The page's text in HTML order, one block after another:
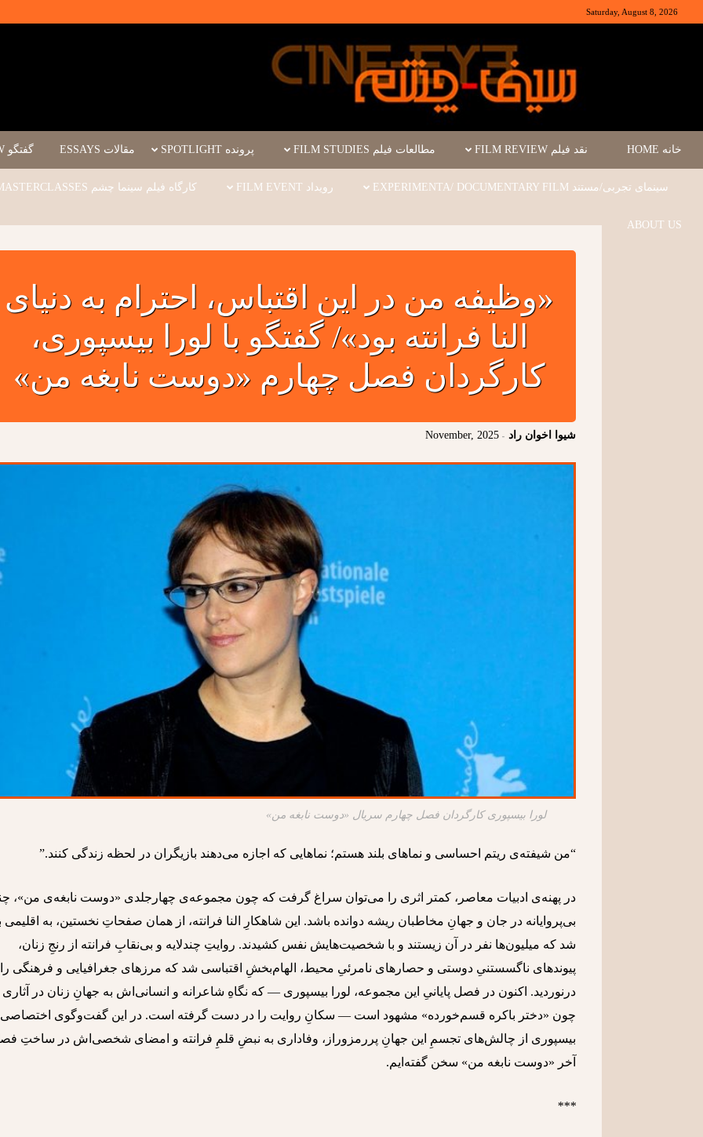
Saturday, August 8, 2026
خانه HOME نقد فیلم FILM REVIEW مطالعات فیلم FILM STUDIES پرونده SPOTLIGHT مقالات ESSAYS گفتگو INTERVIEW
سینمای تجربی/مستند EXPERIMENTA/ DOCUMENTARY FILM رویداد FILM EVENT کارگاه فیلم سینما چشم WORKSHOPS/MASTERCLASSES
ABOUT US
«وظیفه من در این اقتباس، احترام به دنیای
النا فرانته بود»/ گفتگو با لورا بیسپوری،
کارگردان فصل چهارم «دوست نابغه من»
شیوا اخوان راد -
November, 2025
لورا بیسپوری کارگردان فصل چهارم سریال «دوست نابغه من»
“من شیفته‌ی ریتم احساسی و نماهای بلند هستم؛ نماهایی که اجازه می‌دهند بازیگران در لحظه زندگی کنند.”
در پهنه‌ی ادبیات معاصر، کمتر اثری را می‌توان سراغ گرفت که چون مجموعه‌ی چهارجلدی «دوست نابغه‌ی من»،
بی‌پروایانه در جان و جهانِ مخاطبان ریشه دوانده باشد. این شاهکارِ النا فرانته، از همان صفحاتِ نخستین، به اقلیمی
شد که میلیون‌ها نفر در آن زیستند و با شخصیت‌هایش نفس کشیدند. روایتِ چندلایه و بی‌نقابِ فرانته از رنجِ زنان،
پیوندهای ناگسستنیِ دوستی و حصارهای نامرئیِ محیط، الهام‌بخشِ اقتباسی شد که مرزهای جغرافیایی و فرهنگی را
درنوردید. اکنون در فصل پایانیِ این مجموعه، لورا بیسپوری — که نگاهِ شاعرانه و انسانی‌اش به جهانِ زنان در آثاری
چون «دختر باکره قسم‌خورده» مشهود است — سکانِ روایت را در دست گرفته است. در این گفت‌وگوی اختصاصی،
بیسپوری از چالش‌های تجسمِ این جهانِ پررمزوراز، وفاداری به نبضِ قلمِ فرانته و امضای شخصی‌اش در ساختِ
آخر «دوست نابغه من» سخن گفته‌ایم.
***